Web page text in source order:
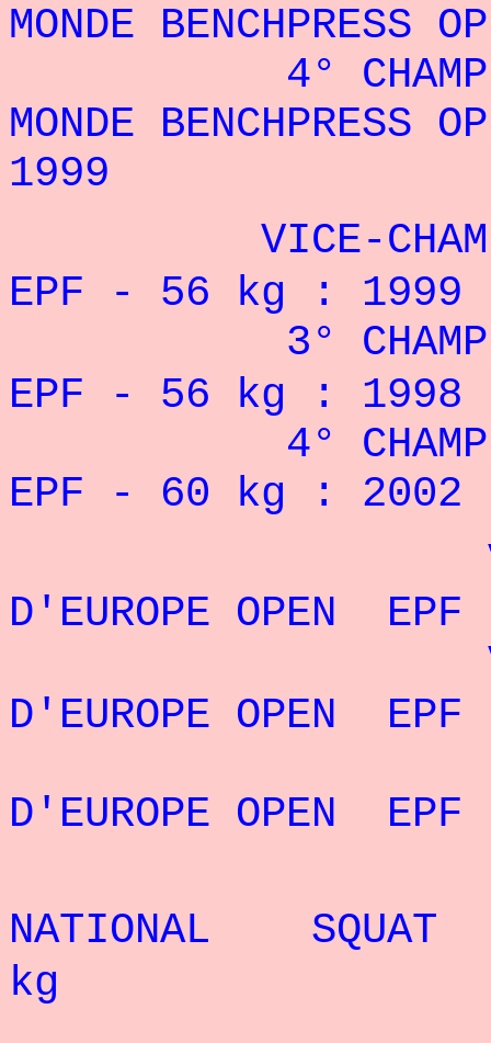
MONDE
4°
MONDE
1999
VICE-
EPF - 56 kg : 1999
3°
EPF - 56 kg : 1998
4°
EPF - 60 kg : 2002
VICE-
D'EUROPE OPEN
VICE-
D'EUROPE OPEN
D'EUROPE OPEN
NATIONAL
kg